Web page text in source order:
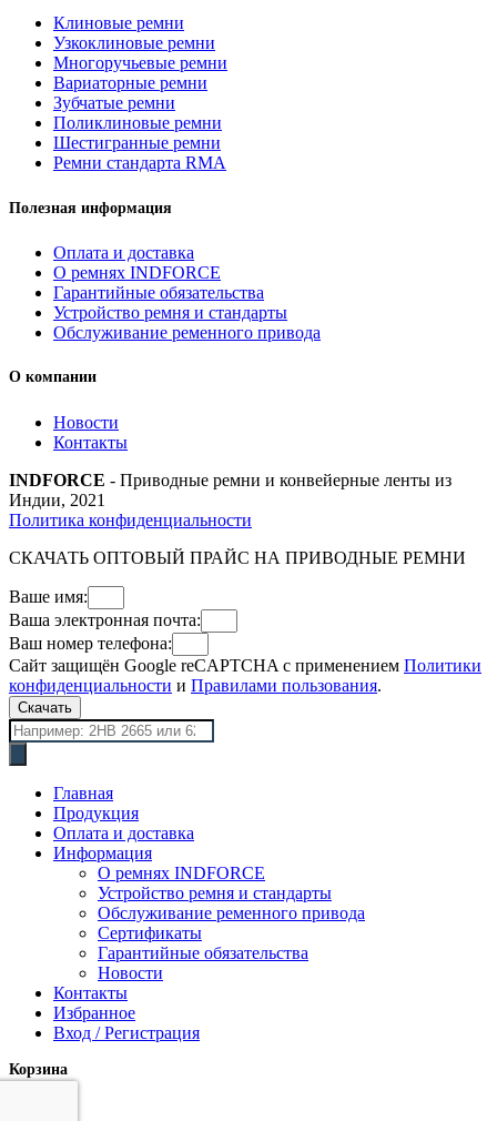
INDFORCE
Strongest
quantity
Клиновые ремни
Узкоклиновые ремни
Многоручьевые ремни
Вариаторные ремни
Зубчатые ремни
Поликлиновые ремни
Шестигранные ремни
Ремни стандарта RMA
Полезная информация
Оплата и доставка
О ремнях INDFORCE
Гарантийные обязательства
Устройство ремня и стандарты
Обслуживание ременного привода
О компании
Новости
Контакты
INDFORCE - Приводные ремни и конвейерные ленты из
Индии, 2021
Политика конфиденциальности
СКАЧАТЬ ОПТОВЫЙ ПРАЙС НА ПРИВОДНЫЕ РЕМНИ
Ваше имя:
Ваша электронная почта:
Ваш номер телефона:
Сайт защищён Google reCAPTCHA с применением Политики
конфиденциальности и Правилами пользования.
Скачать
Поиск
товаров
Главная
Продукция
Оплата и доставка
Информация
О ремнях INDFORCE
Устройство ремня и стандарты
Обслуживание ременного привода
Сертификаты
Гарантийные обязательства
Новости
Контакты
Избранное
Вход / Регистрация
Корзина